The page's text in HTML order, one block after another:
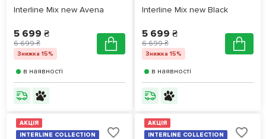
Interline Mix new Avena
5 699 ₴
6 699 ₴
Знижка 15%
в наявності
Interline Mix new Black
5 699 ₴
6 699 ₴
Знижка 15%
в наявності
АКЦІЯ
INTERLINE COLLECTION
АКЦІЯ
INTERLINE COLLECTION